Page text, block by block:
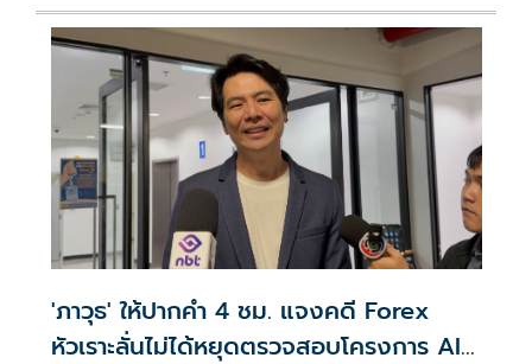
'ภาวุธ' ให้ปากคำ 4 ชม. แจงคดี Forex
หัวเราะลั่นไม่ได้หยุดตรวจสอบโครงการ AI